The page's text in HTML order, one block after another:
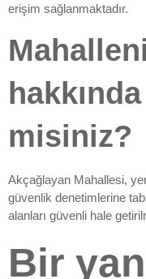
erişim sağlanmaktadır.
misiniz?
Akçağlayan Mahallesi,
güvenlik denetimlerine
alanları güvenli hale
Bir